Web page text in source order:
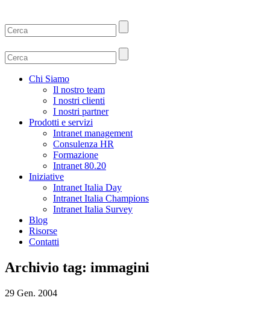
Chi Siamo
Il nostro team
I nostri clienti
I nostri partner
Prodotti e servizi
Intranet management
Consulenza HR
Formazione
Intranet 80.20
Iniziative
Intranet Italia Day
Intranet Italia Champions
Intranet Italia Survey
Blog
Risorse
Contatti
Archivio tag: immagini
29 Gen. 2004